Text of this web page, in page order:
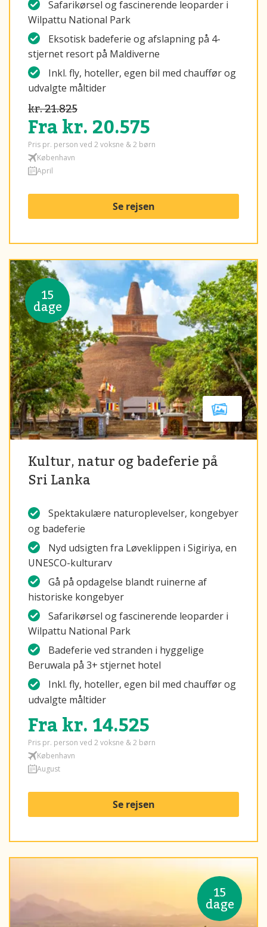
Safarikørsel og fascinerende leoparder i
Wilpattu National Park
Eksotisk badeferie og afslapning på 4-
stjernet resort på Maldiverne
Inkl. fly, hoteller, egen bil med chauffør og
udvalgte måltider
kr. 21.825
Fra kr. 20.575
Pris pr. person ved 2 voksne & 2 børn
København
April
Se rejsen
15
dage
Kultur, natur og badeferie på
Sri Lanka
Spektakulære naturoplevelser, kongebyer
og badeferie
Nyd udsigten fra Løveklippen i Sigiriya, en
UNESCO-kulturarv
Gå på opdagelse blandt ruinerne af
historiske kongebyer
Safarikørsel og fascinerende leoparder i
Wilpattu National Park
Badeferie ved stranden i hyggelige
Beruwala på 3+ stjernet hotel
Inkl. fly, hoteller, egen bil med chauffør og
udvalgte måltider
Fra kr. 14.525
Pris pr. person ved 2 voksne & 2 børn
København
August
Se rejsen
15
dage